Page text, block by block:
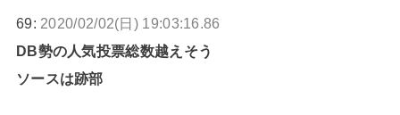
69: 2020/02/02(日) 19:03:16.86
DB勢の人気投票総数越えそう
ソースは跡部